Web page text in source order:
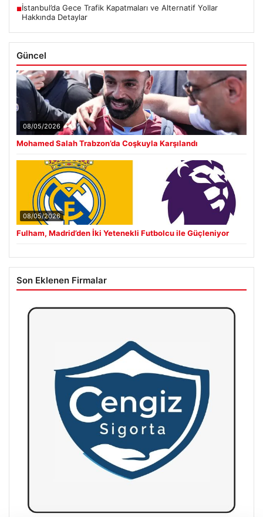
■İstanbul’da Gece Trafik Kapatmaları ve Alternatif Yollar
Hakkında Detaylar
Güncel
08/05/2026
Mohamed Salah Trabzon’da Coşkuyla Karşılandı
08/05/2026
Fulham, Madrid’den İki Yetenekli Futbolcu ile Güçleniyor
Son Eklenen Firmalar